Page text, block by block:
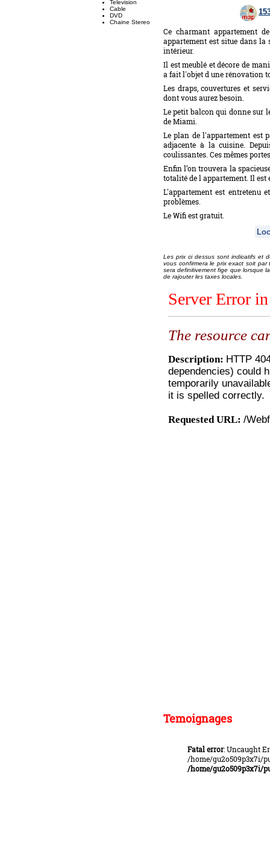
Television
Cable
DVD
Chaine Stereo
Ce charmant appartement
appartement est situe dans la
intérieur.
Il est meublé et décore de
a fait l'objet d une rénovation
Les draps, couvertures et
dont vous aurez besoin.
Le petit balcon qui donne sur
de Miami.
Le plan de l'appartement est
adjacente à la cuisine.
coulissantes. Ces mêmes
Enfin l’on trouvera la
totalité de l appartement. Il est
L'appartement est entretenu
problèmes.
Le Wifi est gratuit.
Les prix ci dessus sont indicatifs et
vous confirmera le prix exact soit
sera definitivement fige que lorsque
de rajouter les taxes locales.
Temoignages
Fatal error: Uncaught
/home/gu2o509p3x7i/
/home/gu2o509p3x7i/